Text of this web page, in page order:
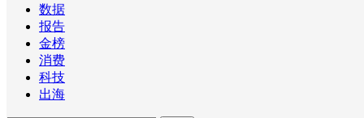
数据
报告
金榜
消费
科技
出海